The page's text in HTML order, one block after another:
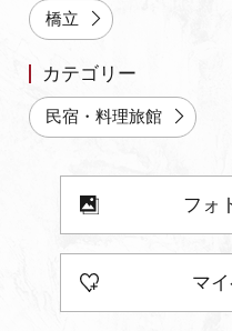
プライバシーポリシー
橋立
カテゴリー
民宿・料理旅館
フォ
マ